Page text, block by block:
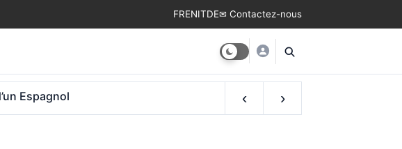
FRENITDE✉ Contactez-nous
‹ ›